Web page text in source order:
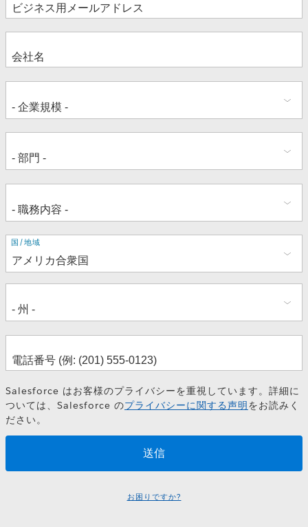
住
所
国/地域
Salesforce はお客様のプライバシーを重視しています。詳細に
ついては、Salesforce のプライバシーに関する声明をお読みく
ださい。
お困りですか?